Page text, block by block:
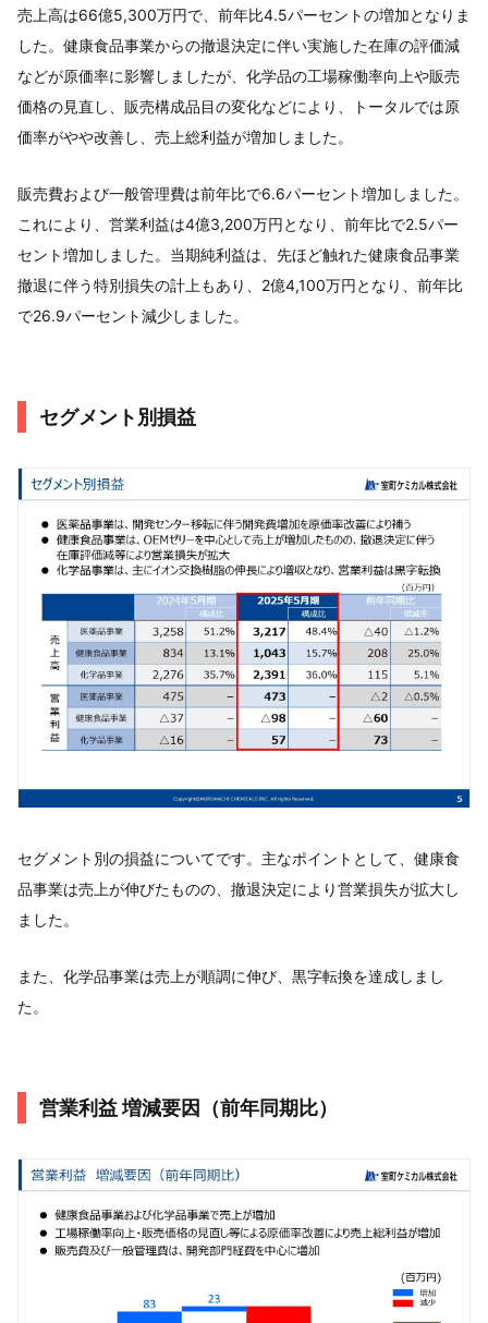
売上高は66億5,300万円で、前年比4.5パーセントの増加となりま
した。健康食品事業からの撤退決定に伴い実施した在庫の評価減
などが原価率に影響しましたが、化学品の工場稼働率向上や販売
価格の見直し、販売構成品目の変化などにより、トータルでは原
価率がやや改善し、売上総利益が増加しました。
販売費および一般管理費は前年比で6.6パーセント増加しました。
これにより、営業利益は4億3,200万円となり、前年比で2.5パー
セント増加しました。当期純利益は、先ほど触れた健康食品事業
撤退に伴う特別損失の計上もあり、2億4,100万円となり、前年比
で26.9パーセント減少しました。
セグメント別損益
セグメント別の損益についてです。主なポイントとして、健康食
品事業は売上が伸びたものの、撤退決定により営業損失が拡大し
ました。
また、化学品事業は売上が順調に伸び、黒字転換を達成しまし
た。
営業利益 増減要因（前年同期比）